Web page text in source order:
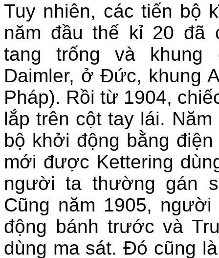
Tuy nhiên, các tiến bộ
năm đầu thế kỉ 20 đã
tang trống và khung
Daimler, ở Đức, khung
Pháp). Rồi từ 1904,
lắp trên cột tay lái.
bộ khởi động bằng
mới được Kettering
người ta thường gán
Cũng năm 1905,
động bánh trước và
dùng ma sát. Đó cũng